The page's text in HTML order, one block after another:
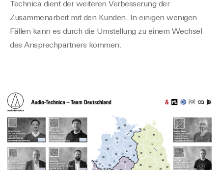
Technica dient der weiteren Verbesserung der
Zusammenarbeit mit den Kunden. In einigen wenigen
Fällen kann es durch die Umstellung zu einem Wechsel
des Ansprechpartners kommen.